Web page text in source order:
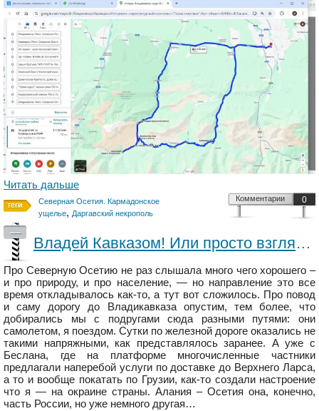
Читать дальше
Северная Осетия. Кармадонское
ущелье, Даргавский некрополь
0
Комментарии
—
Владей Кавказом! Или просто взгляни... на Северную Осетию...
Про Северную Осетию не раз слышала много чего хорошего –
и про природу, и про население, — но направление это все
время откладывалось как-то, а тут вот сложилось. Про повод
и саму дорогу до Владикавказа опустим, тем более, что
добирались мы с подругами сюда разными путями: они
самолетом, я поездом. Сутки по железной дороге оказались не
такими напряжными, как представлялось заранее. А уже с
Беслана, где на платформе многочисленные частники
предлагали наперебой услуги по доставке до Верхнего Ларса,
а то и вообще покатать по Грузии, как-то создали настроение
что я — на окраине страны. Алания – Осетия она, конечно,
часть России, но уже немного другая…